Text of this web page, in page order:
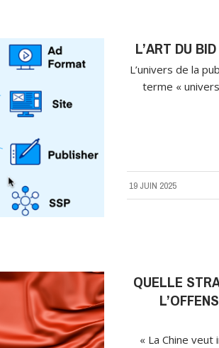
L’ART DU
L’univers de la
terme «
19 JUIN 2025
QUELLE
« La Chine